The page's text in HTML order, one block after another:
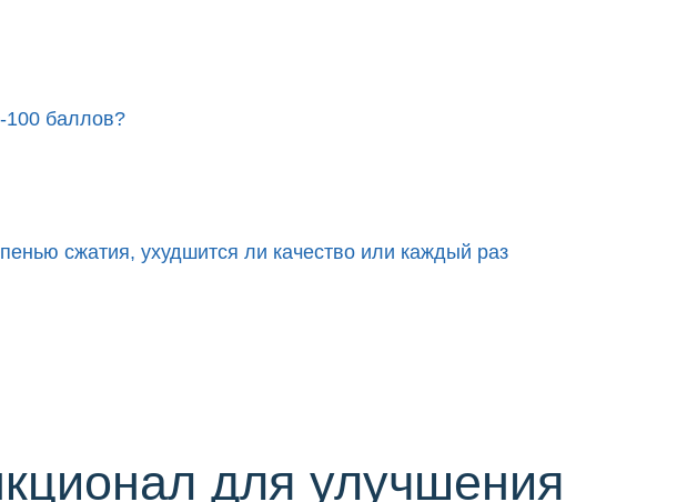
100 баллов?
сжатия, ухудшится ли качество или каждый раз
для улучшения